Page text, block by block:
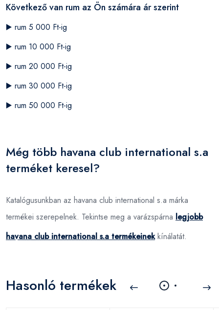
Következő van rum az Ön számára ár szerint
▶️ rum 5 000 Ft-ig
▶️ rum 10 000 Ft-ig
▶️ rum 20 000 Ft-ig
▶️ rum 30 000 Ft-ig
▶️ rum 50 000 Ft-ig
Még több havana club international s.a
terméket keresel?
Katalógusunkban az havana club international s.a márka
termékei szerepelnek. Tekintse meg a varázspárna legjobb
havana club international s.a termékeinekkínálatát.
Hasonló termékek